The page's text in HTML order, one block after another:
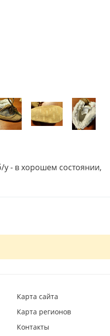
у - в хорошем состоянии,
Карта сайта
Карта регионов
Контакты